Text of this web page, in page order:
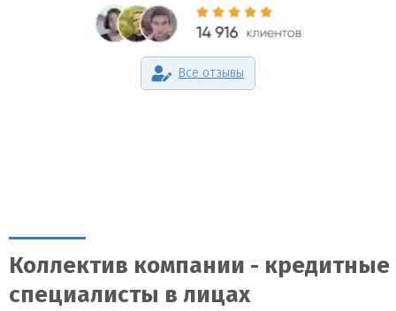
Все отзывы
Коллектив компании - кредитные
специалисты в лицах